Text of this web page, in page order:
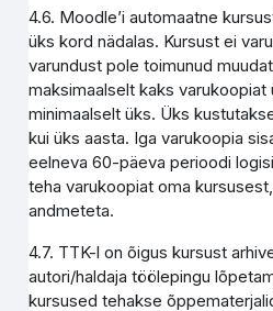
4.6. Moodle’i automaatne
üks kord nädalas. Kursust ei
varundust pole toimunud
maksimaalselt kaks varukoopiat
minimaalselt üks. Üks
kui üks aasta. Iga varukoopia
eelneva 60-päeva perioodi
teha varukoopiat oma
andmeteta.
4.7. TTK-l on õigus kursust
autori/haldaja töölepingu
kursused tehakse